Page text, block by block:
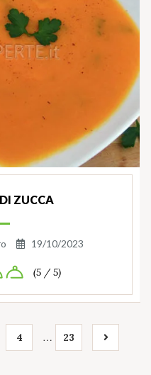
ZUCCA
19/10/2023
(5 / 5)
4 … 23